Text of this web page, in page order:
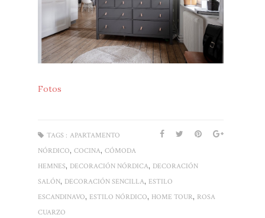
Fotos
TAGS : APARTAMENTO
NÓRDICO, COCINA, CÓMODA
HEMNES, DECORACIÓN NÓRDICA, DECORACIÓN
SALÓN, DECORACIÓN SENCILLA, ESTILO
ESCANDINAVO, ESTILO NÓRDICO, HOME TOUR, ROSA
CUARZO